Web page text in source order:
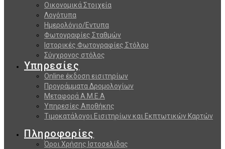
Οικονομικά Στοιχεία
Λογότυπα
Ημερολόγιο/Εντυπα
Φωτογραφίες Σταθμών
Ιστορικές Φωτογραφίες Στόλου
Σύγχρονος στόλος
Υπηρεσίες
Online έκδοση εισιτηρίων
Προγράμματα Δρομολογίων
Μεταφορά Α.Μ.Ε.Α
Υπηρεσίες Αποθήκης
Τιμοκατάλογοι Εισιτηρίων και Εκπτωτικών Καρτών
Πληροφορίες
Όροι Χρήσης Ιστοσελίδας